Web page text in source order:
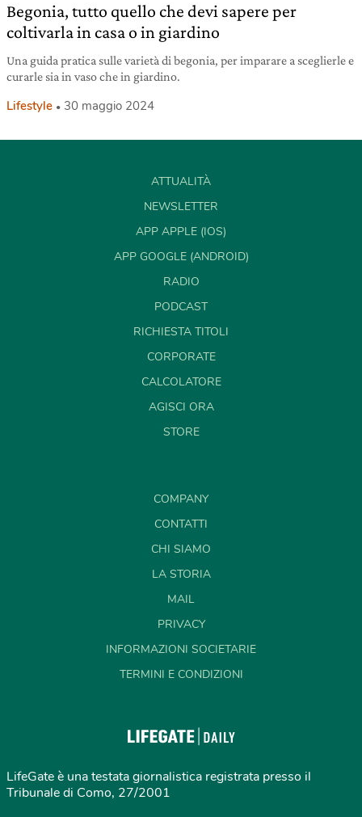
Begonia, tutto quello che devi sapere per
coltivarla in casa o in giardino
Una guida pratica sulle varietà di begonia, per imparare a sceglierle e
curarle sia in vaso che in giardino.
Lifestyle 30 maggio 2024
ATTUALITÀ
NEWSLETTER
APP APPLE (IOS)
APP GOOGLE (ANDROID)
RADIO
PODCAST
RICHIESTA TITOLI
CORPORATE
CALCOLATORE
AGISCI ORA
STORE
COMPANY
CONTATTI
CHI SIAMO
LA STORIA
MAIL
PRIVACY
INFORMAZIONI SOCIETARIE
TERMINI E CONDIZIONI
LifeGate è una testata giornalistica registrata presso il
Tribunale di Como, 27/2001